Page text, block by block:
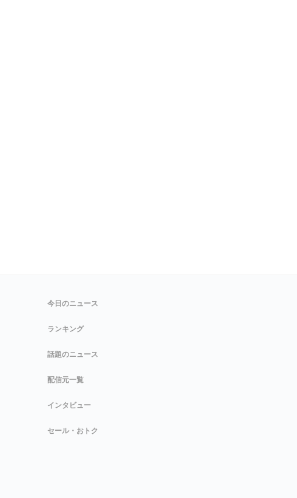
今日のニュース
ランキング
話題のニュース
配信元一覧
インタビュー
セール・おトク